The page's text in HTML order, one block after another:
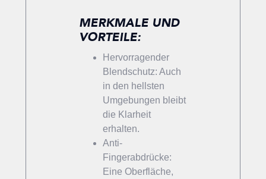
MERKMALE UND
VORTEILE:
Hervorragender
Blendschutz: Auch
in den hellsten
Umgebungen bleibt
die Klarheit
erhalten.
Anti-
Fingerabdrücke:
Eine Oberfläche,